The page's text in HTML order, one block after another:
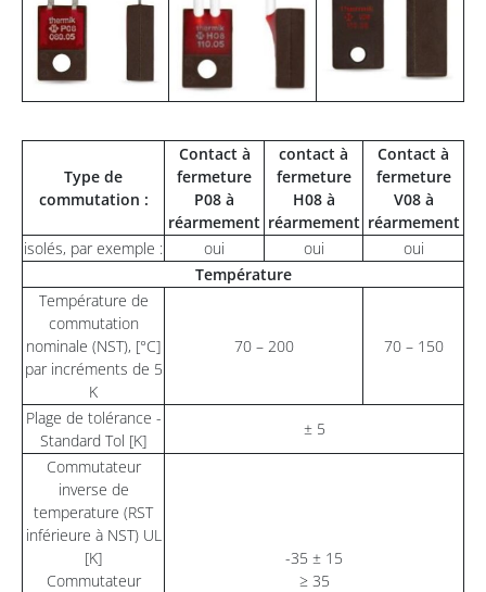
Type de
commutation :
Contact à
fermeture
P08 à
réarmement
contact à
fermeture
H08 à
réarmement
Contact à
fermeture
V08 à
réarmement
isolés, par exemple :
oui oui
oui
Température
Température de
commutation
nominale (NST), [°C]
par incréments de 5
K
70 – 200 70 – 150
Plage de tolérance -
Standard Tol [K]
± 5
Commutateur
inverse de
temperature (RST
inférieure à NST) UL
[K]
Commutateur
-35 ± 15
≥ 35